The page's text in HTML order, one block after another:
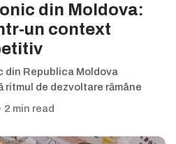
din Moldova:
un context
din Republica Moldova
ritmul de dezvoltare rămâne
2 min read